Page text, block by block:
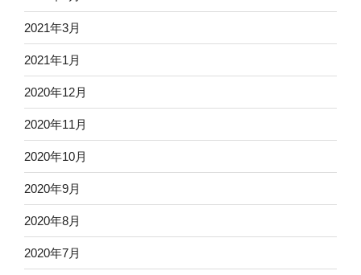
2021年3月
2021年1月
2020年12月
2020年11月
2020年10月
2020年9月
2020年8月
2020年7月